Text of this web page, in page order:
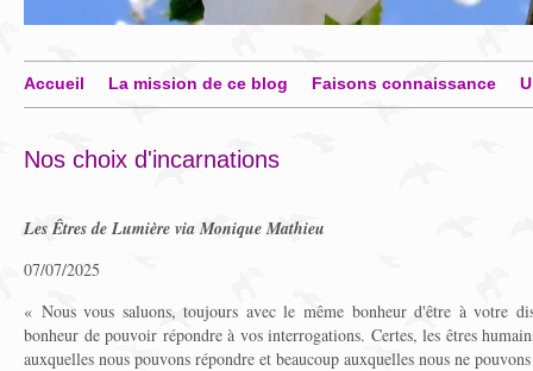
Accueil La mission de ce blog Faisons connaissance
Nos choix d'incarnations
Les Êtres de Lumière via Monique Mathieu
07/07/2025
« Nous vous saluons, toujours avec le même bonheur d'être à votre
bonheur de pouvoir répondre à vos interrogations. Certes, les êtres
auxquelles nous pouvons répondre et beaucoup auxquelles nous ne